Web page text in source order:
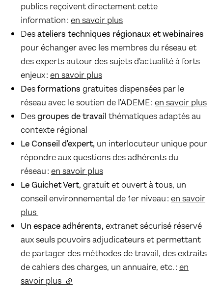
publics reçoivent directement cette
information : en savoir plus
Desateliers techniques régionaux et webinaires
pour échanger avec les membres du réseau et
des experts autour des sujets d'actualité à forts
enjeux : en savoir plus
Desformations gratuites dispensées par le
réseau avec le soutien de l'ADEME : en savoir plus
Desgroupes de travail thématiques adaptés au
contexte régional
Le Conseil d'expert, un interlocuteur unique pour
répondre aux questions des adhérents du
réseau : en savoir plus
Le Guichet Vert, gratuit et ouvert à tous, un
conseil environnemental de 1er niveau : en savoir
plus
Un espace adhérents, extranet sécurisé réservé
aux seuls pouvoirs adjudicateurs et permettant
de partager des méthodes de travail, des extraits
de cahiers des charges, un annuaire, etc. : en
savoir plus (lien externe)